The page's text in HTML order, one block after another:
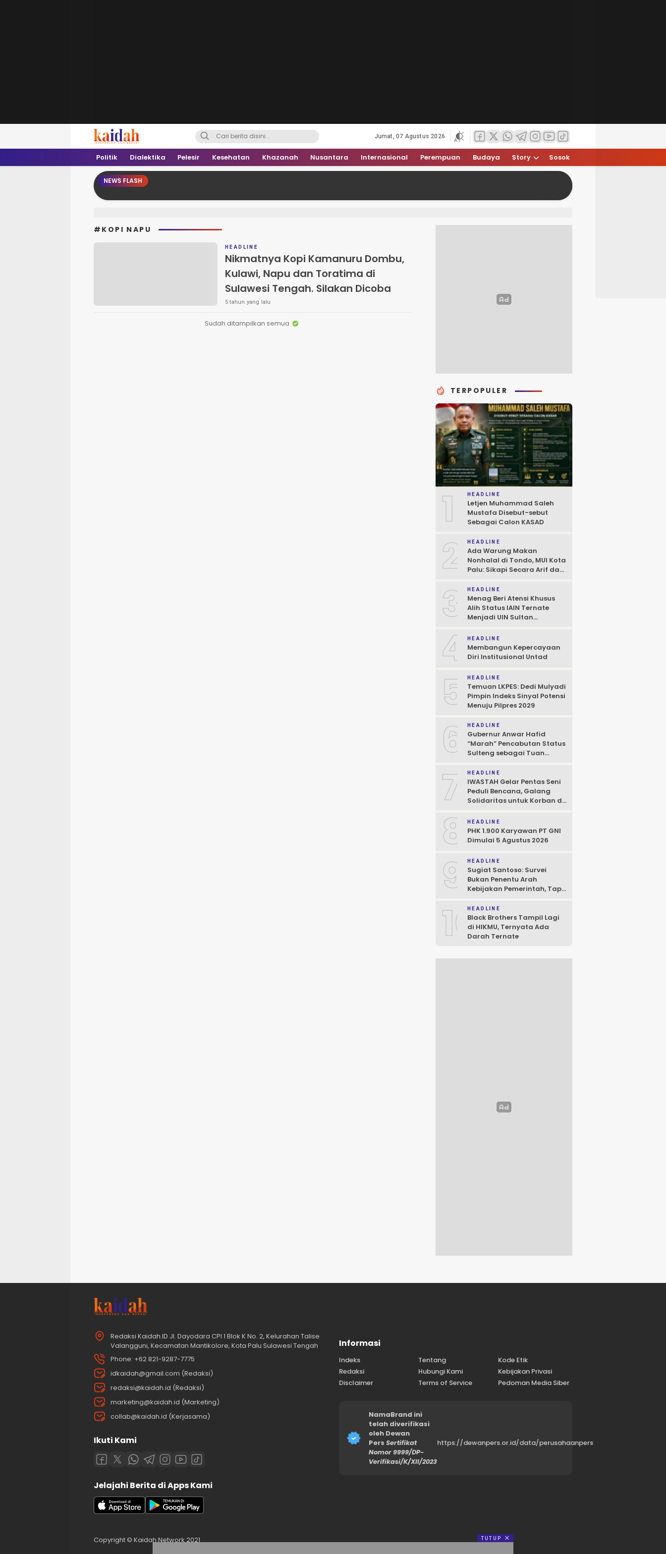
Kaidah.ID
Independen dan Berani
Jumat, 07 Agustus 2026
Politik Dialektika Pelesir Kesehatan Khazanah Nusantara Internasional Perempuan Budaya Story Sosok
NEWS FLASH
#KOPI NAPU
HEADLINE
Nikmatnya Kopi Kamanuru Dombu,
Kulawi, Napu dan Toratima di
Sulawesi Tengah. Silakan Dicoba
5 tahun yang lalu
Sudah ditampilkan semua
TERPOPULER
1 HEADLINE
Letjen Muhammad Saleh
Mustafa Disebut-sebut
Sebagai Calon KASAD
2 HEADLINE
Ada Warung Makan
Nonhalal di Tondo, MUI Kota
Palu: Sikapi Secara Arif dan
3 HEADLINE
Menag Beri Atensi Khusus
Alih Status IAIN Ternate
Menjadi UIN Sultan
Natalis
4 HEADLINE
Membangun Kepercayaan
Diri Institusional Untad
5 HEADLINE
Temuan LKPES: Dedi Mulyadi
Pimpin Indeks Sinyal Potensi
Menuju Pilpres 2029
6 HEADLINE
Gubernur Anwar Hafid
“Marah” Pencabutan Status
Sulteng sebagai Tuan
7 HEADLINE
IWASTAH Gelar Pentas Seni
Peduli Bencana, Galang
Solidaritas untuk Korban di
8 HEADLINE
PHK 1.900 Karyawan PT GNI
Dimulai 5 Agustus 2026
9 HEADLINE
Sugiat Santoso: Survei
Bukan Penentu Arah
Kebijakan Pemerintah, Tapi
10HEADLINE
Black Brothers Tampil Lagi
di HIKMU, Ternyata Ada
Darah Ternate
Redaksi Kaidah.ID Jl. Dayodara CPI 1 Blok K No. 2, Kelurahan Talise
Valangguni, Kecamatan Mantikolore, Kota Palu Sulawesi Tengah
Phone: +62 821-9287-7775
idkaidah@gmail.com (Redaksi)
redaksi@kaidah.id (Redaksi)
marketing@kaidah.id (Marketing)
collab@kaidah.id (Kerjasama)
Ikuti Kami
Jelajahi Berita di Apps Kami
Informasi
Indeks Tentang
Kode Etik
Redaksi
Hubungi Kami
Kebijakan Privasi
Disclaimer
Terms of Service Pedoman Media Siber
NamaBrand ini
telah diverifikasi
oleh Dewan
Pers Sertifikat
Nomor 9999/DP-
Verifikasi/K/XII/2023
https://dewanpers.or.id/data/perusahaanpers
Copyright © Kaidah Network 2021 TUTUP